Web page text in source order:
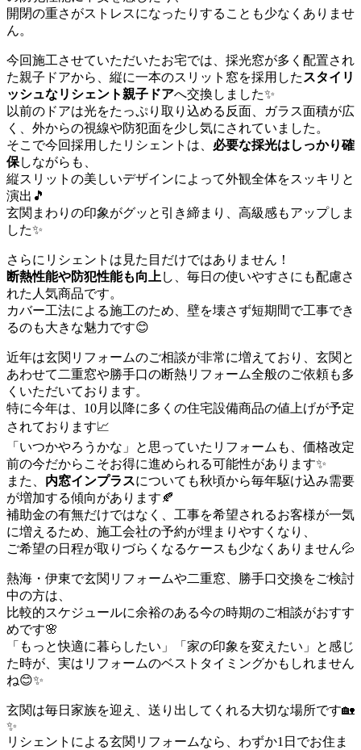
開閉の重さがストレスになったりすることも少なくありませ
ん。
今回施工させていただいたお宅では、採光窓が多く配置され
た親子ドアから、縦に一本のスリット窓を採用した スタイリ
ッシュなリシェント親子ドアへ交換しました✨
以前のドアは光をたっぷり取り込める反面、ガラス面積が広
く、外からの視線や防犯面を少し気にされていました。
そこで今回採用したリシェントは、 必要な採光はしっかり確
保しながらも、
縦スリットの美しいデザインによって外観全体をスッキリと
演出🎵
玄関まわりの印象がグッと引き締まり、高級感もアップしま
した✨
さらにリシェントは見た目だけではありません！
断熱性能や防犯性能も向上 し、毎日の使いやすさにも配慮さ
れた人気商品です。
カバー工法による施工のため、壁を壊さず短期間で工事でき
るのも大きな魅力です😊
近年は玄関リフォームのご相談が非常に増えており、玄関と
あわせて二重窓や勝手口の断熱リフォーム全般のご依頼も多
くいただいております。
特に今年は、10月以降に多くの住宅設備商品の値上げが予定
されております📈
「いつかやろうかな」と思っていたリフォームも、価格改定
前の今だからこそお得に進められる可能性があります✨
また、 内窓インプラスについても秋頃から毎年駆け込み需要
が増加する傾向があります🍂
補助金の有無だけではなく、工事を希望されるお客様が一気
に増えるため、施工会社の予約が埋まりやすくなり、
ご希望の日程が取りづらくなるケースも少なくありません💦
熱海・伊東で玄関リフォームや二重窓、勝手口交換をご検討
中の方は、
比較的スケジュールに余裕のある今の時期のご相談がおすす
めです🌸
「もっと快適に暮らしたい」「家の印象を変えたい」と感じ
た時が、実はリフォームのベストタイミングかもしれません
ね😊✨
玄関は毎日家族を迎え、送り出してくれる大切な場所です🏡
✨
リシェントによる玄関リフォームなら、わずか1日でお住ま